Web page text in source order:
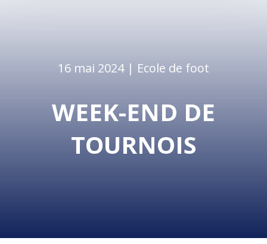
16 mai 2024 | Ecole de foot
WEEK-END DE
TOURNOIS